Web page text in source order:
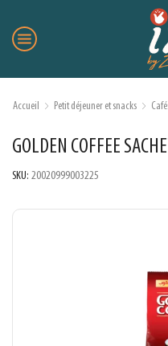
Accueil Petit déjeuner et snacks
GOLDEN COFFEE
SKU: 20020999003225